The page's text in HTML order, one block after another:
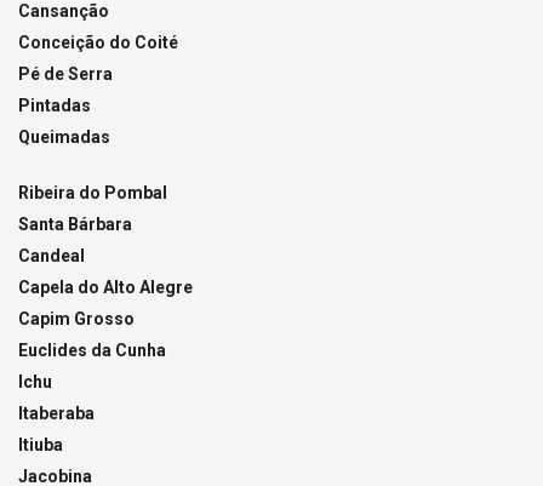
Cansanção
Conceição do Coité
Pé de Serra
Pintadas
Queimadas
Ribeira do Pombal
Santa Bárbara
Candeal
Capela do Alto Alegre
Capim Grosso
Euclides da Cunha
Ichu
Itaberaba
Itiuba
Jacobina